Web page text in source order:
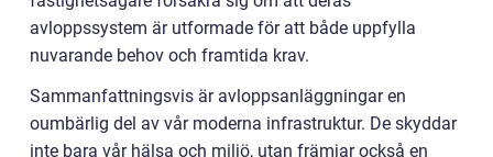
avloppssystem är utformade för att både uppfylla
nuvarande behov och framtida krav.
Sammanfattningsvis är avloppsanläggningar en
oumbärlig del av vår moderna infrastruktur. De skyddar
inte bara vår hälsa och miljö, utan främjar också en